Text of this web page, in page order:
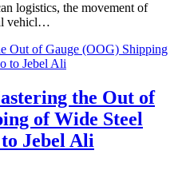
logistics, the movement of
vehicl…
the Out of
of Wide Steel
Jebel Ali